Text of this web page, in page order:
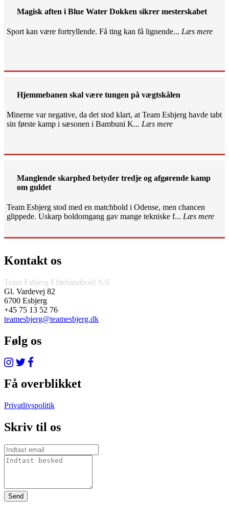
Magisk aften i Blue Water Dokken sikrer mesterskabet
Sport kan være fortryllende. Få ting kan få lignende... Læs mere
Hjemmebanen skal være tungen på vægtskålen
Minerne var negative, da det stod klart, at Team Esbjerg havde tabt
sin første kamp i sæsonen i Bambuni K... Læs mere
Manglende skarphed betyder tredje og afgørende kamp
om guldet
Team Esbjerg stod med en matchbold i Odense, men chancen
glippede. Uskarp boldomgang gav mange tekniske f... Læs mere
Kontakt os
Team Esbjerg Elitehåndbold A/S
Gl. Vardevej 82
6700 Esbjerg
+45 75 13 52 76
teamesbjerg@teamesbjerg.dk
Følg os
Få overblikket
Privatlivspolitik
Skriv til os